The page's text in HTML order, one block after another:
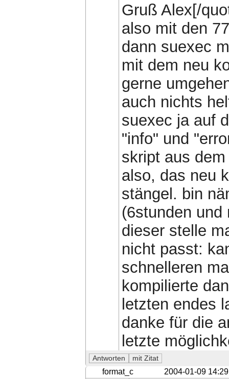
Gruß Alex[/
also mit den
dann suexec
mit dem neu
gerne
auch nichts
suexec ja auf
"info" und
skript aus
also, das neu
stängel. bin
(6stunden
dieser stelle
nicht passt:
schnelleren
kompilierte
letzten endes
danke für die
letzte
format_c 2004-01-09 14:29